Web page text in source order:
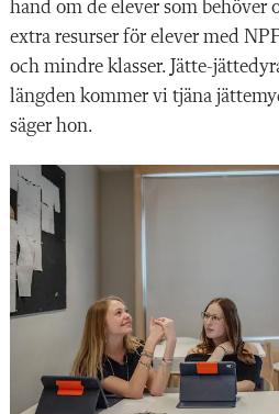
hand om de elever som behöver
extra resurser för elever med
och mindre klasser. Jätte-
längden kommer vi tjäna
säger hon.